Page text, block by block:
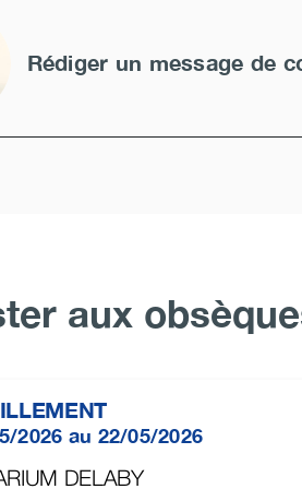
Rédiger un message de
aux
2026 au 22/05/2026
DELABY